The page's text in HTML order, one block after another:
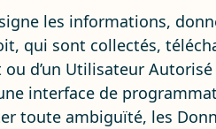
les informations,
qui sont collectés,
d’un Utilisateur
interface de
toute ambiguïté, les